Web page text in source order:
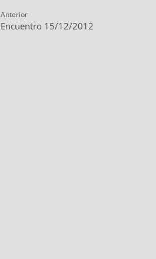
Navegación
de
Anterior
Entrada
Encuentro 15/12/2012